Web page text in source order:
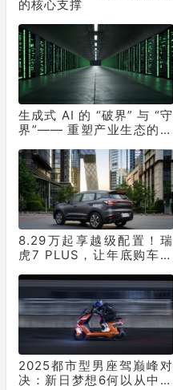
的核心支撑
生成式 AI 的 “破界” 与 “守
界”—— 重塑产业生态的双
8.29万起享越级配置！瑞
虎7 PLUS，让年底购车再
2025都市型男座驾巅峰对
决：新日梦想6何以从中突